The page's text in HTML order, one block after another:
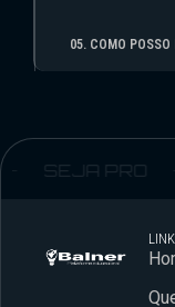
05. COMO POSSO
SEJA PRO